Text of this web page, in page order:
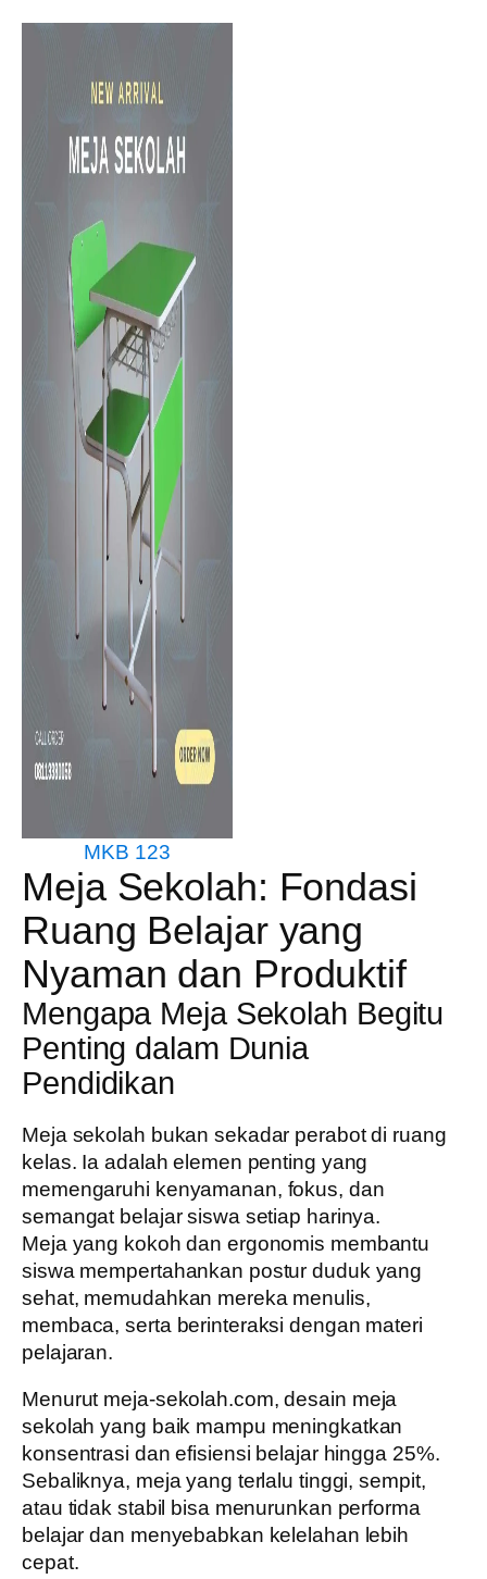
MKB 123
Meja Sekolah: Fondasi
Ruang Belajar yang
Nyaman dan Produktif
Mengapa Meja Sekolah Begitu
Penting dalam Dunia
Pendidikan
Meja sekolah bukan sekadar perabot di ruang
kelas. Ia adalah elemen penting yang
memengaruhi kenyamanan, fokus, dan
semangat belajar siswa setiap harinya.
Meja yang kokoh dan ergonomis membantu
siswa mempertahankan postur duduk yang
sehat, memudahkan mereka menulis,
membaca, serta berinteraksi dengan materi
pelajaran.
Menurut meja-sekolah.com, desain meja
sekolah yang baik mampu meningkatkan
konsentrasi dan efisiensi belajar hingga 25%.
Sebaliknya, meja yang terlalu tinggi, sempit,
atau tidak stabil bisa menurunkan performa
belajar dan menyebabkan kelelahan lebih
cepat.